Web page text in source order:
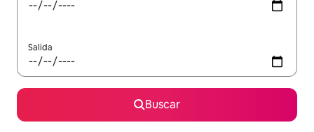
Salida
Buscar